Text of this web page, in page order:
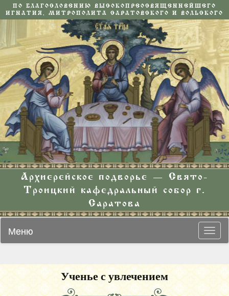
ПО БЛАГОСЛОВЕНИЮ ВЫСОКОПРЕОСВЯЩЕННЕЙШЕГО
ИГНАТИЯ, МИТРОПОЛИТА САРАТОВСКОГО И ВОЛЬСКОГО
Архиерейское подворье — Свято-
Троицкий кафедральный собор г.
Саратова
Меню
Ученье с увлечением